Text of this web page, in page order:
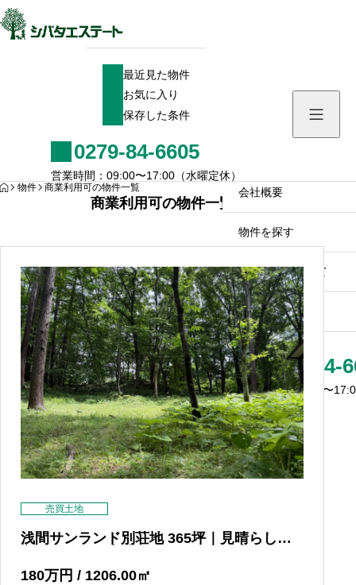
保存した条件
会社概要
物件を探す
各種費用について
お問い合わせ
0279-84-
営業時間：09:00〜
最近見た物件
お気に入り
保存した条件
0279-84-6605
営業時間：09:00〜17:00（水曜定休）
HOME
物件 商業利用可の物件一覧
商業利用可の物件一覧
売買土地
浅間サンランド別荘地 365坪｜見晴らしの
に最適
180万円 / 1206.00㎡